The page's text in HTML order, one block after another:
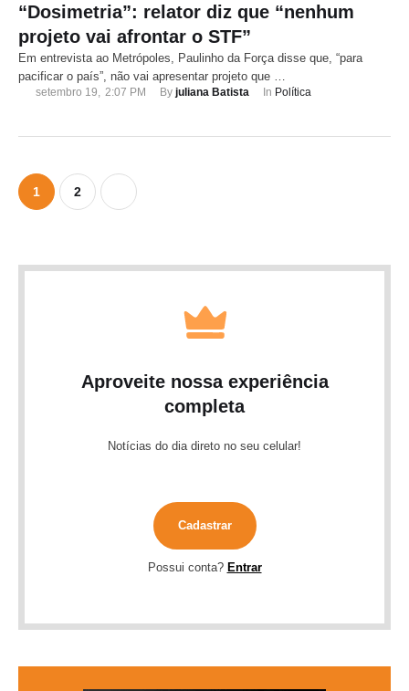
“Dosimetria”: relator diz que “nenhum
projeto vai afrontar o STF”
Em entrevista ao Metrópoles, Paulinho da Força disse que, “para
pacificar o país”, não vai apresentar projeto que …
setembro 19 2:07 PM By juliana Batista In Política
1 2
Aproveite nossa experiência
completa
Notícias do dia direto no seu celular!
Cadastrar
Possui conta? Entrar